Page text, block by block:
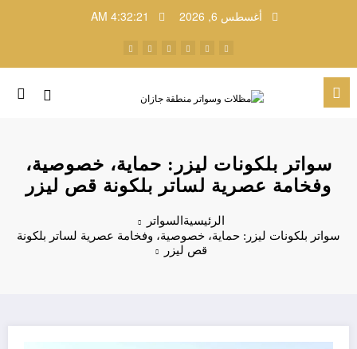
أغسطس 6, 2026 4:32:22 AM
سواتر بلكونات ليزر: حماية، خصوصية،
وفخامة عصرية لساتر بلكونة قص ليزر
الرئيسية السواتر
سواتر بلكونات ليزر: حماية، خصوصية، وفخامة عصرية لساتر بلكونة
قص ليزر